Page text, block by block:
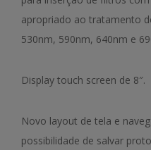
apropriado ao tratamento
530nm, 590nm, 640nm e
Display touch screen de 8″.
Novo layout de tela e
possibilidade de salvar